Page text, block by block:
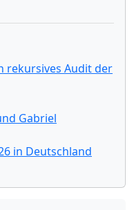
rekursives Audit der
Gabriel
in Deutschland